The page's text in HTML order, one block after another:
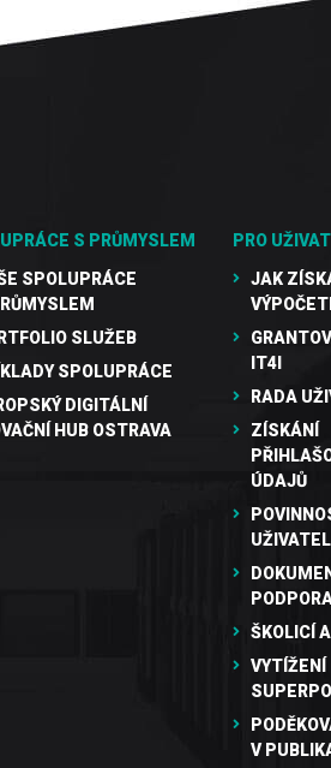
S PRŮMYSLEM
SPOLUPRÁCE
SLUŽEB
SPOLUPRÁCE
DIGITÁLNÍ
HUB OSTRAVA
PRO
JAK
IT4I
RADA
ZÍSKÁNÍ
ÚDAJŮ
ŠKOLICÍ
VYTÍŽENÍ
V